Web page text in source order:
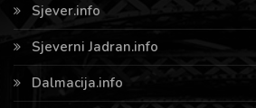
Sjever.info
Sjeverni Jadran.info
Dalmacija.info